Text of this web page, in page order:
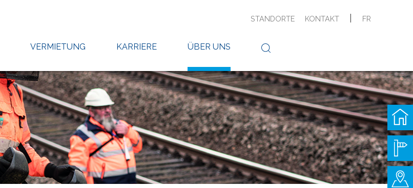
STANDORTE KONTAKT FR
VERMIETUNG KARRIERE ÜBER UNS